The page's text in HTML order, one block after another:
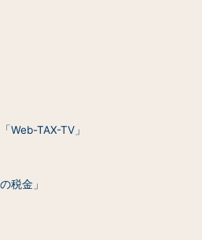
Web-TAX-TV」
税金」